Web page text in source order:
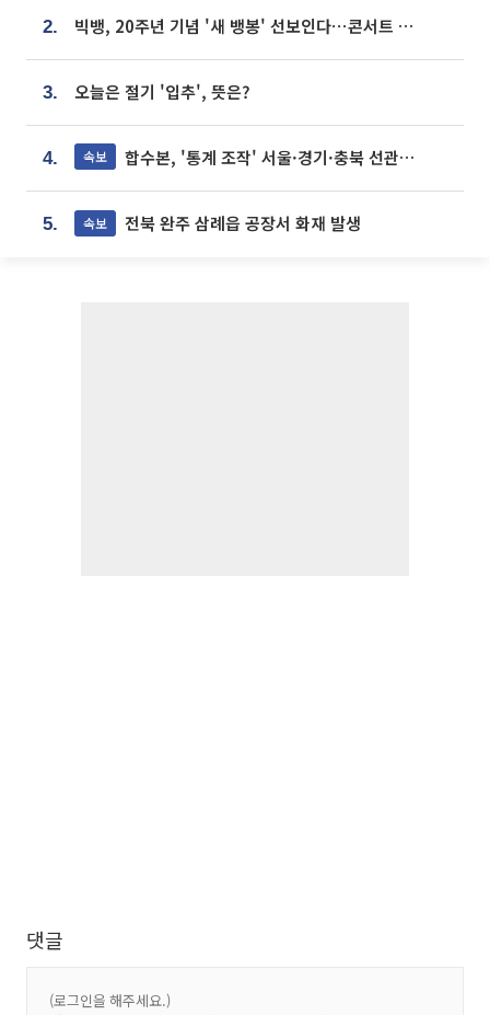
2. 빅뱅, 20주년 기념 '새 뱅봉' 선보인다⋯콘서트 앞두고 팝업 개최
3. 오늘은 절기 '입추', 뜻은?
4. 속보 합수본, '통계 조작' 서울·경기·충북 선관위 등 추가 압수수색
5. 속보 전북 완주 삼례읍 공장서 화재 발생
댓글